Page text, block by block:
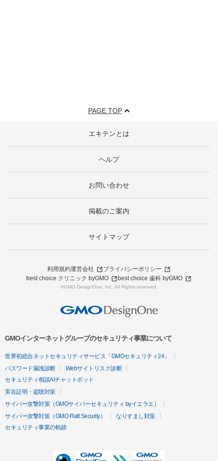
PAGE TOP
エキテンとは
ヘルプ
お問い合わせ
掲載のご案内
サイトマップ
利用規約運営会社
プライバシーポリシー
best choice クリニック byGMO
best choice 歯科 byGMO
©GMO DesignOne, Inc. All Rights reserved.
GMOインターネットグループのセキュリティ事業について
世界初総合ネットセキュリティサービス「GMOセキュリティ24」
パスワード漏洩診断
Webサイトリスク診断
セキュリティ相談AIチャットボット
実在証明・盗聴対策
サイバー攻撃対策（GMOサイバーセキュリティ byイエラエ）
サイバー攻撃対策（GMO Flatt Security）
なりすまし対策
セキュリティ事業の軌跡